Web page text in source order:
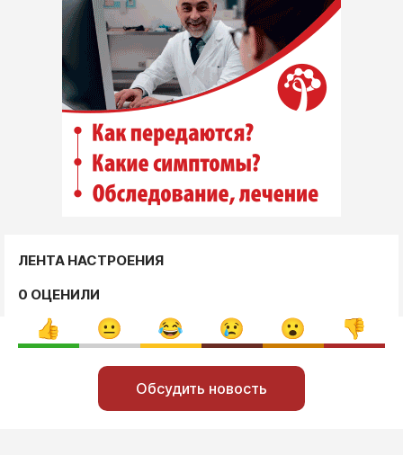
ЛЕНТА НАСТРОЕНИЯ
0 ОЦЕНИЛИ
Обсудить новость